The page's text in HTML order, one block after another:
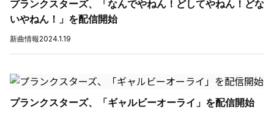
プランクスターズ、「なんでやねん！どしてやねん！どな
いやねん！」を配信開始
新曲情報2024.1.19
プランクスターズ、「ギャルビーオーライ」を配信開始